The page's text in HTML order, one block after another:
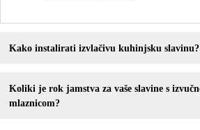
Kako instalirati izvlačivu kuhinjsku slavinu?
Koliki je rok jamstva za vaše slavine s
mlaznicom?